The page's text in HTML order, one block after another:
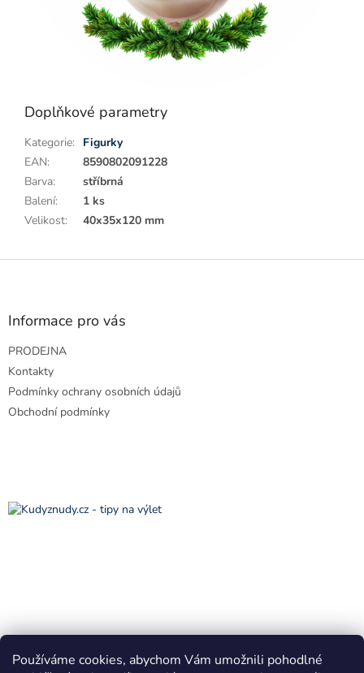
Používáme cookies, abychom Vám umožnili pohodlné
Doplňkové parametry
Kategorie: Figurky
EAN:
8590802091228
Barva:
stříbrná
Balení:
1 ks
Velikost: 40x35x120 mm
Z
Informace pro vás
PRODEJNA
Kontakty
Podmínky ochrany osobních údajů
Obchodní podmínky